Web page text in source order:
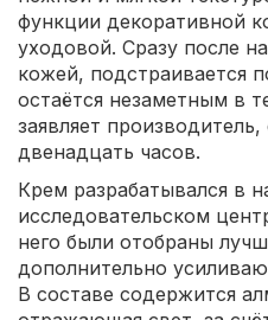
функции декоративной
уходовой. Сразу после
кожей, подстраивается
остаётся незаметным в
заявляет
двенадцать часов.
Крем разрабатывался в
исследовательском
него были отобраны
дополнительно
В составе содержится